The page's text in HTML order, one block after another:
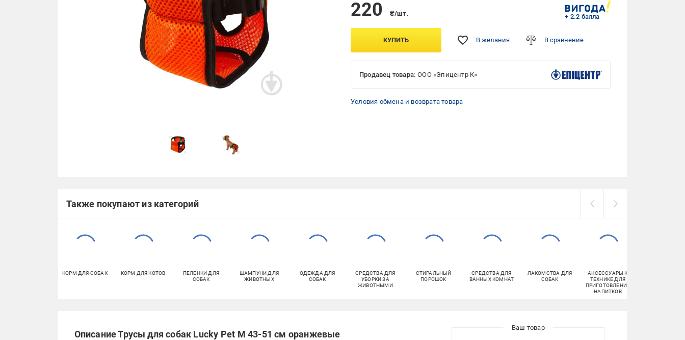
220 ₴/шт. + 2.2 балла
КУПИТЬ В желания В сравнение
Продавец товара: ООО «Эпицентр К»
Условия обмена и возврата товара
Также покупают из категорий
КОРМ ДЛЯ СОБАК КОРМ ДЛЯ КОТОВ
ПЕЛЕНКИ ДЛЯ
СОБАК
ШАМПУНИ ДЛЯ
ЖИВОТНЫХ
ОДЕЖДА ДЛЯ
СОБАК
СРЕДСТВА ДЛЯ
УБОРКИ ЗА
ЖИВОТНЫМИ
СТИРАЛЬНЫЙ
ПОРОШОК
СРЕДСТВА ДЛЯ
ВАННЫХ КОМНАТ
ЛАКОМСТВА ДЛЯ
СОБАК
АКСЕССУАРЫ К
ТЕХНИКЕ ДЛЯ
ПРИГОТОВЛЕНИЯ
НАПИТКОВ
Описание Трусы для собак Lucky Pet М 43-51 см оранжевые